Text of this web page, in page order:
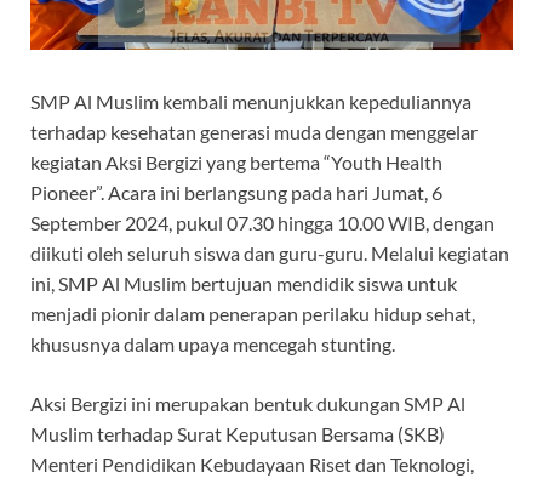
SMP Al Muslim kembali menunjukkan kepeduliannya
terhadap kesehatan generasi muda dengan menggelar
kegiatan Aksi Bergizi yang bertema “Youth Health
Pioneer”. Acara ini berlangsung pada hari Jumat, 6
September 2024, pukul 07.30 hingga 10.00 WIB, dengan
diikuti oleh seluruh siswa dan guru-guru. Melalui kegiatan
ini, SMP Al Muslim bertujuan mendidik siswa untuk
menjadi pionir dalam penerapan perilaku hidup sehat,
khususnya dalam upaya mencegah stunting.
Aksi Bergizi ini merupakan bentuk dukungan SMP Al
Muslim terhadap Surat Keputusan Bersama (SKB)
Menteri Pendidikan Kebudayaan Riset dan Teknologi,